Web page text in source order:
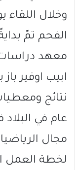
وخلال اللقاء
الفحم تمّ
معهد
ابيب اوفير
نتائج
عام في البلاد
مجال
لخطة العمل